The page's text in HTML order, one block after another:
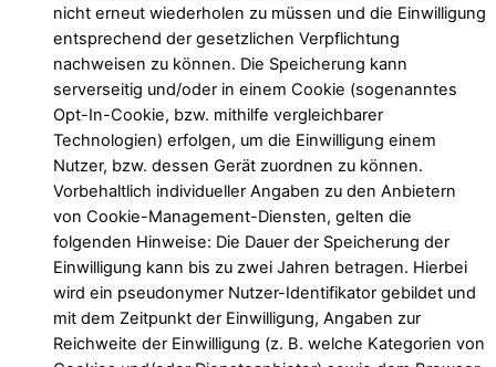
nicht erneut wiederholen zu müssen und die Einwilligung
entsprechend der gesetzlichen Verpflichtung
nachweisen zu können. Die Speicherung kann
serverseitig und/oder in einem Cookie (sogenanntes
Opt-In-Cookie, bzw. mithilfe vergleichbarer
Technologien) erfolgen, um die Einwilligung einem
Nutzer, bzw. dessen Gerät zuordnen zu können.
Vorbehaltlich individueller Angaben zu den Anbietern
von Cookie-Management-Diensten, gelten die
folgenden Hinweise: Die Dauer der Speicherung der
Einwilligung kann bis zu zwei Jahren betragen. Hierbei
wird ein pseudonymer Nutzer-Identifikator gebildet und
mit dem Zeitpunkt der Einwilligung, Angaben zur
Reichweite der Einwilligung (z. B. welche Kategorien von